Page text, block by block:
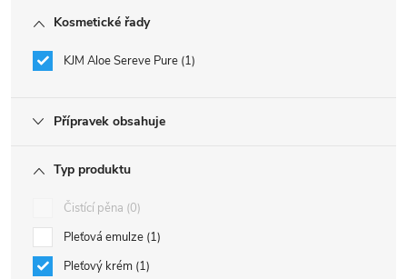
Kosmetické řady
KJM Aloe Sereve Pure 1
Přípravek obsahuje
Typ produktu
Čistící pěna 0
Pleťová emulze 1
Pleťový krém 1